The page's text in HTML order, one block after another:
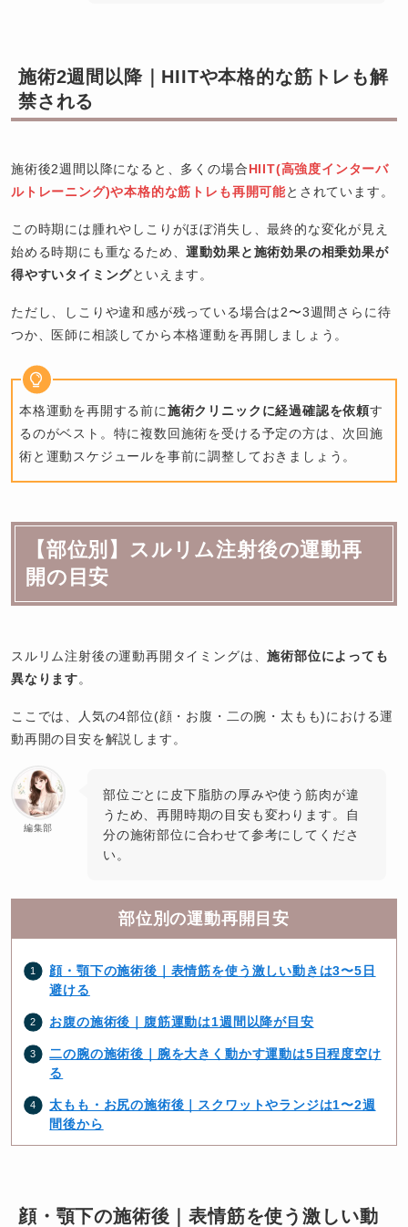
施術2週間以降｜HIITや本格的な筋トレも解
禁される
施術後2週間以降になると、多くの場合HIIT(高強度インターバ
ルトレーニング)や本格的な筋トレも再開可能とされています。
この時期には腫れやしこりがほぼ消失し、最終的な変化が見え
始める時期にも重なるため、運動効果と施術効果の相乗効果が
得やすいタイミングといえます。
ただし、しこりや違和感が残っている場合は2〜3週間さらに待
つか、医師に相談してから本格運動を再開しましょう。
本格運動を再開する前に施術クリニックに経過確認を依頼す
るのがベスト。特に複数回施術を受ける予定の方は、次回施
術と運動スケジュールを事前に調整しておきましょう。
【部位別】スルリム注射後の運動再
開の目安
スルリム注射後の運動再開タイミングは、施術部位によっても
異なります。
ここでは、人気の4部位(顔・お腹・二の腕・太もも)における運
動再開の目安を解説します。
編集部
部位ごとに皮下脂肪の厚みや使う筋肉が違
うため、再開時期の目安も変わります。自
分の施術部位に合わせて参考にしてくださ
い。
部位別の運動再開目安
顔・顎下の施術後｜表情筋を使う激しい動きは3〜5日
避ける
お腹の施術後｜腹筋運動は1週間以降が目安
二の腕の施術後｜腕を大きく動かす運動は5日程度空け
る
太もも・お尻の施術後｜スクワットやランジは1〜2週
間後から
顔・顎下の施術後｜表情筋を使う激しい動